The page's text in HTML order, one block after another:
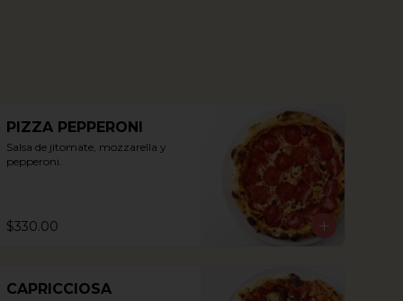
PIZZA PEPPERONI
Salsa de jitomate, mozzarella y
pepperoni.
$330.00
CAPRICCIOSA